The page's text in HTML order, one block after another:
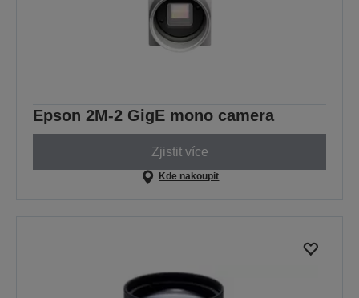
Epson 2M-2 GigE mono camera
Zjistit více
Kde nakoupit